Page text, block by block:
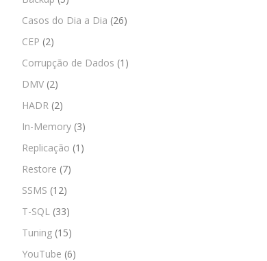
Casos do Dia a Dia (26)
CEP (2)
Corrupção de Dados (1)
DMV (2)
HADR (2)
In-Memory (3)
Replicação (1)
Restore (7)
SSMS (12)
T-SQL (33)
Tuning (15)
YouTube (6)